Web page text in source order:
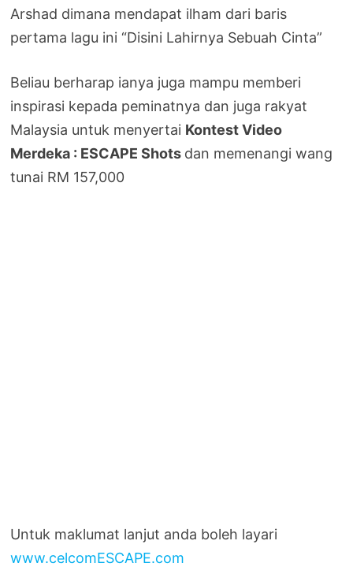
Arshad dimana mendapat ilham dari baris
pertama lagu ini “Disini Lahirnya Sebuah Cinta”
Beliau berharap ianya juga mampu memberi
inspirasi kepada peminatnya dan juga rakyat
Malaysia untuk menyertai Kontest Video
Merdeka : ESCAPE Shots dan memenangi wang
tunai RM 157,000
Untuk maklumat lanjut anda boleh layari
www.celcomESCAPE.com